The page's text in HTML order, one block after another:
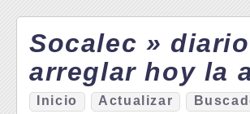
Socalec »
arreglar hoy la
nicio Actualizar Bus